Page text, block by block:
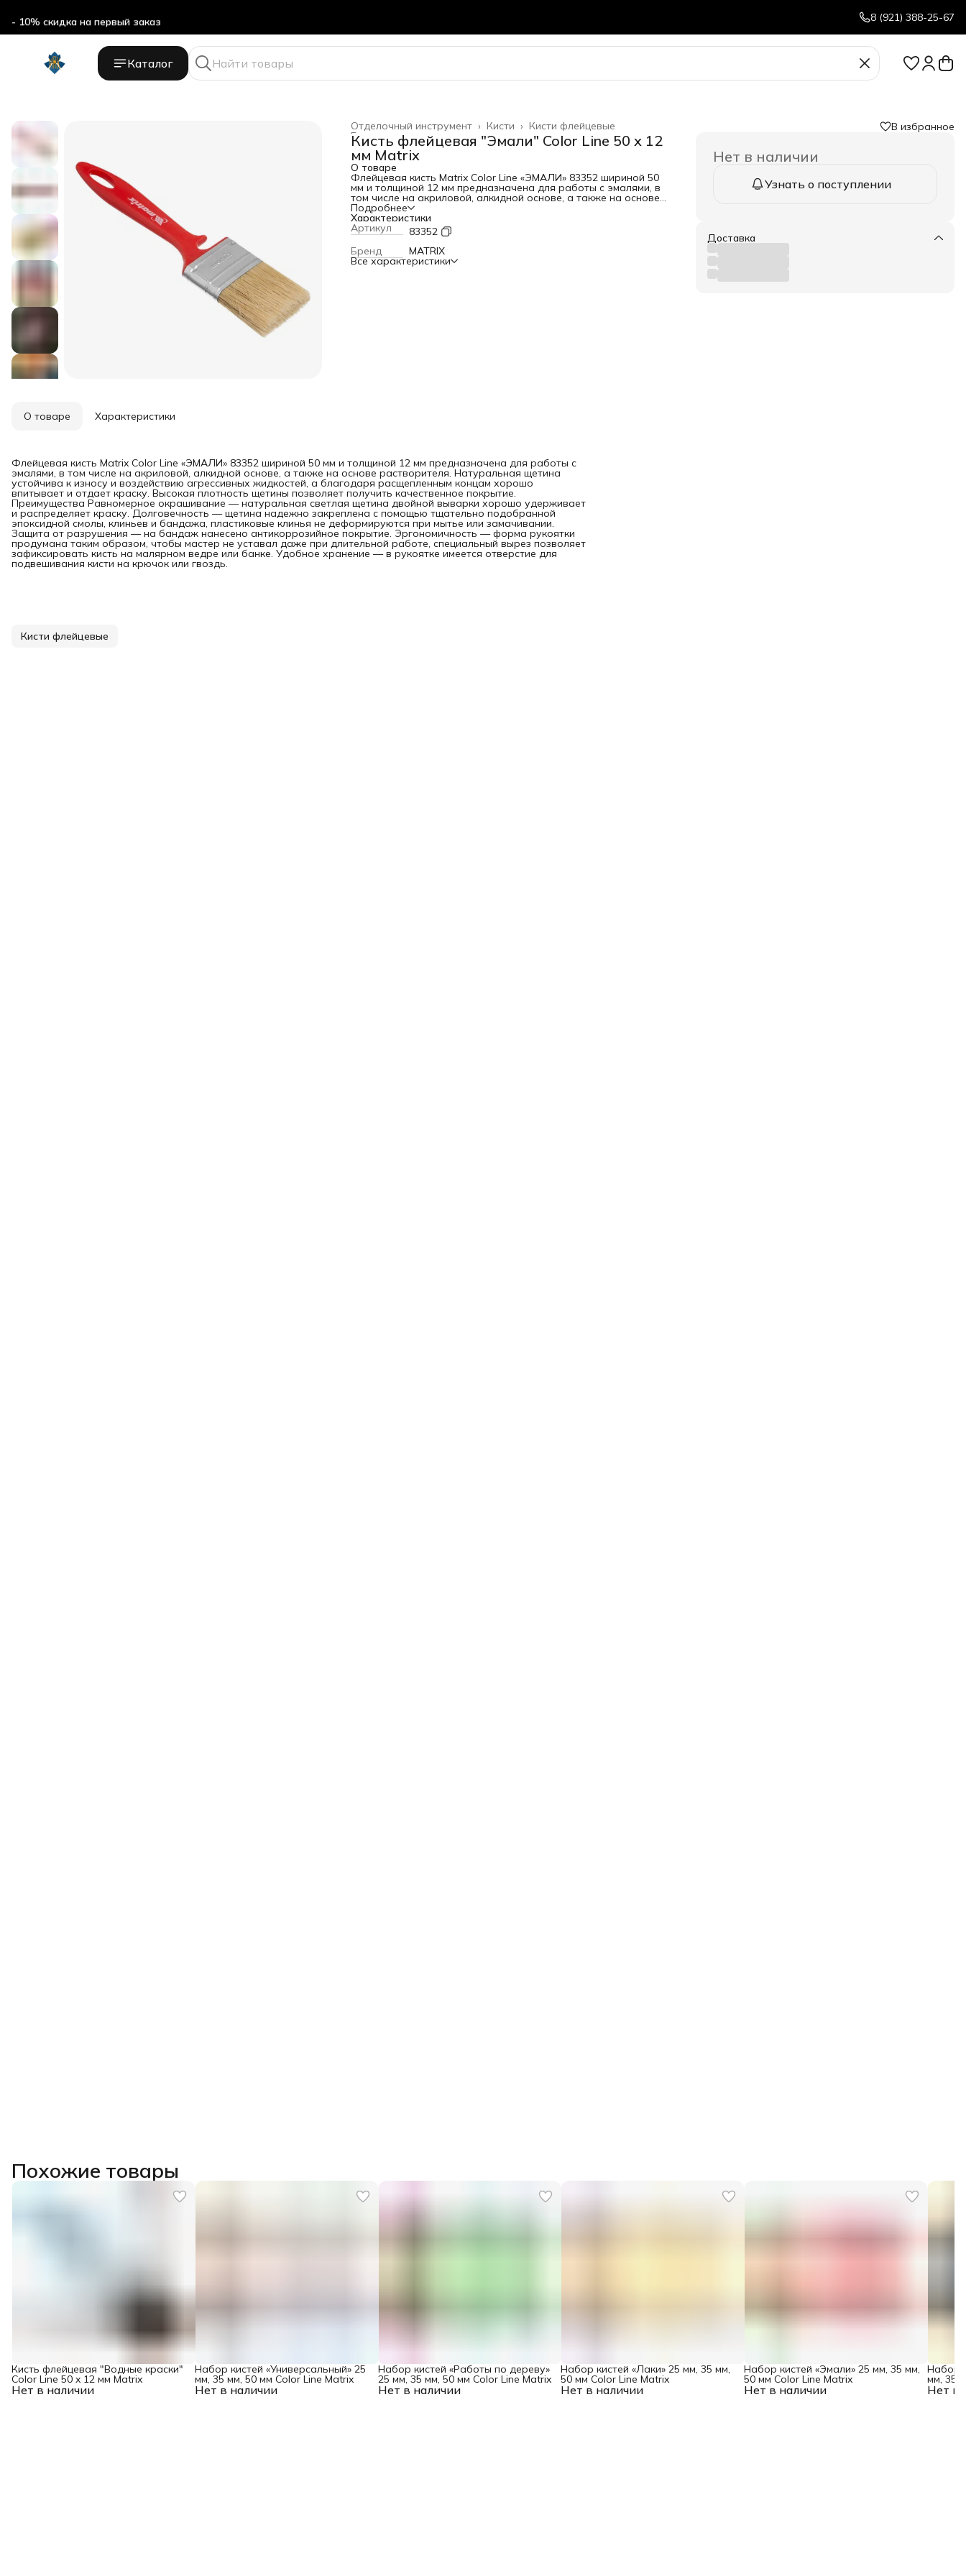
- 10% скидка на первый заказ 8 (921) 388-25-67
Каталог
Кисти флейцевые
Кисти ›
Отделочный инструмент ›
Главная
Кисть флейцевая "Эмали" Color Line 50 х 12
мм Matrix
О товаре
Флейцевая кисть Matrix Color Line «ЭМАЛИ» 83352 шириной 50
мм и толщиной 12 мм предназначена для работы с эмалями, в
том числе на акриловой, алкидной основе, а также на основе
растворителя. Натуральная щетина устойчива к износу и
воздействию агрессивных жидкостей, а благодаря
расщепленным концам хорошо впитывает и отдает краску.
Высокая плотность щетины позволяет получить качественное
покрытие. Преимущества Равномерное окрашивание —
натуральная светлая щетина двойной выварки хорошо
удерживает и распределяет краску. Долговечность — щетина
Подробнее
Характеристики
Артикул
83352
Бренд
MATRIX
Все характеристики
В избранное
Нет в наличии
Узнать о поступлении
Доставка
О товаре Характеристики
Флейцевая кисть Matrix Color Line «ЭМАЛИ» 83352 шириной 50 мм и толщиной 12 мм предназначена для работы с
эмалями, в том числе на акриловой, алкидной основе, а также на основе растворителя. Натуральная щетина
устойчива к износу и воздействию агрессивных жидкостей, а благодаря расщепленным концам хорошо
впитывает и отдает краску. Высокая плотность щетины позволяет получить качественное покрытие.
Преимущества Равномерное окрашивание — натуральная светлая щетина двойной выварки хорошо удерживает
и распределяет краску. Долговечность — щетина надежно закреплена с помощью тщательно подобранной
эпоксидной смолы, клиньев и бандажа, пластиковые клинья не деформируются при мытье или замачивании.
Защита от разрушения — на бандаж нанесено антикоррозийное покрытие. Эргономичность — форма рукоятки
продумана таким образом, чтобы мастер не уставал даже при длительной работе, специальный вырез позволяет
зафиксировать кисть на малярном ведре или банке. Удобное хранение — в рукоятке имеется отверстие для
подвешивания кисти на крючок или гвоздь.
Кисти флейцевые
Похожие товары
Нет в наличии
Кисть флейцевая "Водные краски"
Color Line 50 x 12 мм Matrix
Нет в наличии
Набор кистей «Универсальный» 25
мм, 35 мм, 50 мм Color Line Matrix
Нет в наличии
Набор кистей «Работы по дереву»
25 мм, 35 мм, 50 мм Color Line Matrix
Нет в наличии
Набор кистей «Лаки» 25 мм, 35 мм,
50 мм Color Line Matrix
Нет в наличии
Набор кистей «Эмали» 25 мм, 35 мм,
50 мм Color Line Matrix
Нет в
Набор
мм, 35